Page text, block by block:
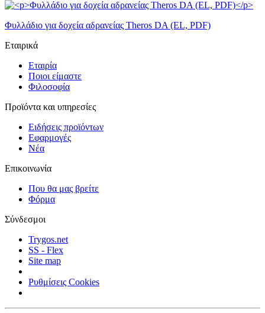
Φυλλάδιο για δοχεία αδρανείας Theros DA (EL, PDF)
Εταιρικά
Εταιρία
Ποιοι είμαστε
Φιλοσοφία
Προϊόντα και υπηρεσίες
Ειδήσεις προϊόντων
Εφαρμογές
Νέα
Επικοινωνία
Που θα μας βρείτε
Φόρμα
Σύνδεσμοι
Trygos.net
SS - Flex
Site map
Ρυθμίσεις Cookies